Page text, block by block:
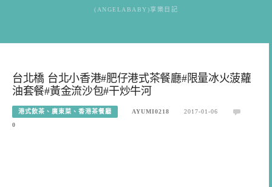
(ANGELABABY)享樂日記
台北橋 台北小香港#肥仔港式茶餐廳#限量冰火菠蘿
油套餐#黃金流沙包#干炒牛河
港式飲茶、廣東菜、香港茶餐廳 AYUMI0218
2017-01-06
0